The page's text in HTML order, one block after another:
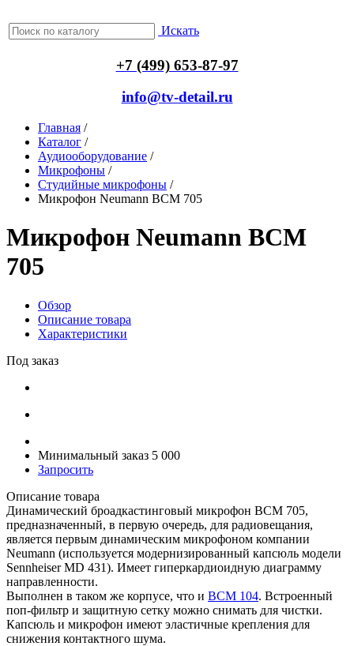
Искать
+7 (499) 653-87-97
info@tv-detail.ru
Главная /
Каталог /
Аудиооборудование /
Микрофоны /
Студийные микрофоны /
Микрофон Neumann BCM 705
Микрофон Neumann BCM
705
Обзор
Описание товара
Характеристики
Под заказ
Минимальный заказ 5 000
Запросить
Описание товара
Динамический броадкастинговый микрофон BCM 705,
предназначенный, в первую очередь, для радиовещания,
является первым динамическим микрофоном компании
Neumann (используется модернизированный капсюль модели
Sennheiser MD 431). Имеет гиперкардиоидную диаграмму
направленности.
Выполнен в таком же корпусе, что и BCM 104. Встроенный
поп-фильтр и защитную сетку можно снимать для чистки.
Капсюль и микрофон имеют эластичные крепления для
снижения контактного шума.